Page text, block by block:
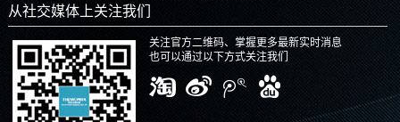
从社交媒体上关注我们
关注官方二维码、掌握更多最新实时消息
也可以通过以下方式关注我们